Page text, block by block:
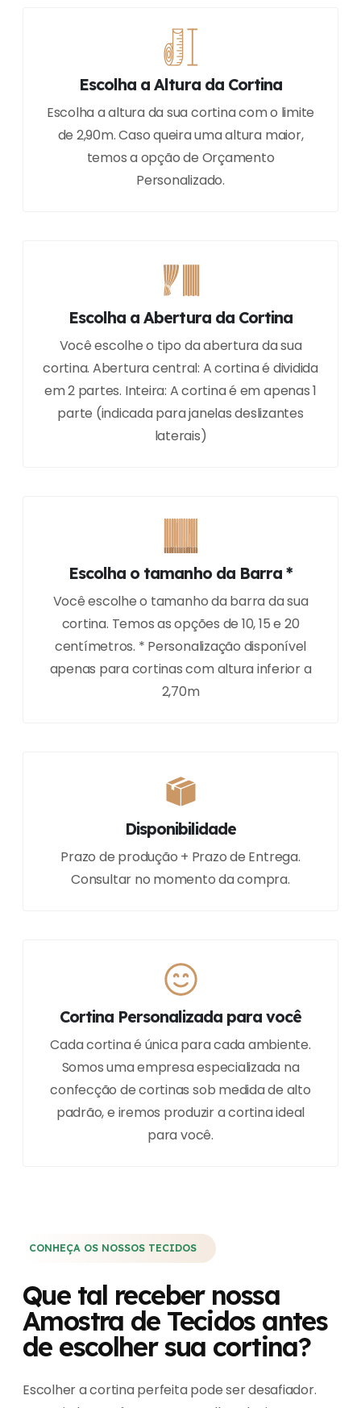
Escolha a Altura da Cortina
Escolha a altura da sua cortina com o limite
de 2,90m. Caso queira uma altura maior,
temos a opção de Orçamento
Personalizado.
Escolha a Abertura da Cortina
Você escolhe o tipo da abertura da sua
cortina. Abertura central: A cortina é dividida
em 2 partes. Inteira: A cortina é em apenas 1
parte (indicada para janelas deslizantes
laterais)
Escolha o tamanho da Barra *
Você escolhe o tamanho da barra da sua
cortina. Temos as opções de 10, 15 e 20
centímetros. * Personalização disponível
apenas para cortinas com altura inferior a
2,70m
Disponibilidade
Prazo de produção + Prazo de Entrega.
Consultar no momento da compra.
Cortina Personalizada para você
Cada cortina é única para cada ambiente.
Somos uma empresa especializada na
confecção de cortinas sob medida de alto
padrão, e iremos produzir a cortina ideal
para você.
CONHEÇA OS NOSSOS TECIDOS
Que tal receber nossa
Amostra de Tecidos antes
de escolher sua cortina?
Escolher a cortina perfeita pode ser desafiador.